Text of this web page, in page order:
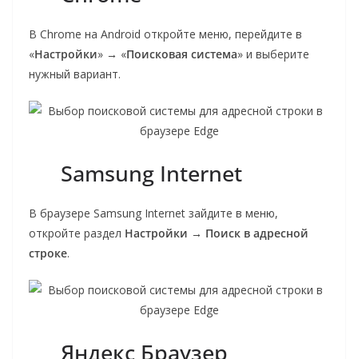
В Chrome на Android откройте меню, перейдите в
«Настройки» → «Поисковая система» и выберите
нужный вариант.
Samsung Internet
В браузере Samsung Internet зайдите в меню,
откройте раздел Настройки → Поиск в адресной
строке.
Яндекс Браузер